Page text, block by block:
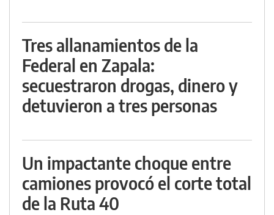
Tres allanamientos de la
Federal en Zapala:
secuestraron drogas, dinero y
detuvieron a tres personas
Un impactante choque entre
camiones provocó el corte total
de la Ruta 40